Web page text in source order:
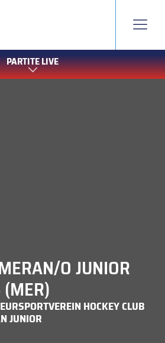
PARTITE LIVE
O JUNIOR
(MER)
HOCKEY CLUB
JUNIOR